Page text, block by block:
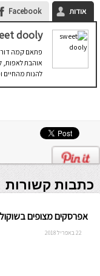
אודות Facebook
dooly
פתאם קמה
אוהבת לאפות,
להנות מהחיים
כתבות קשורות
אפרסקים מצופים
22 באפריל 2018